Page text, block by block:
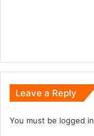
Leave a Reply
You must be logged in